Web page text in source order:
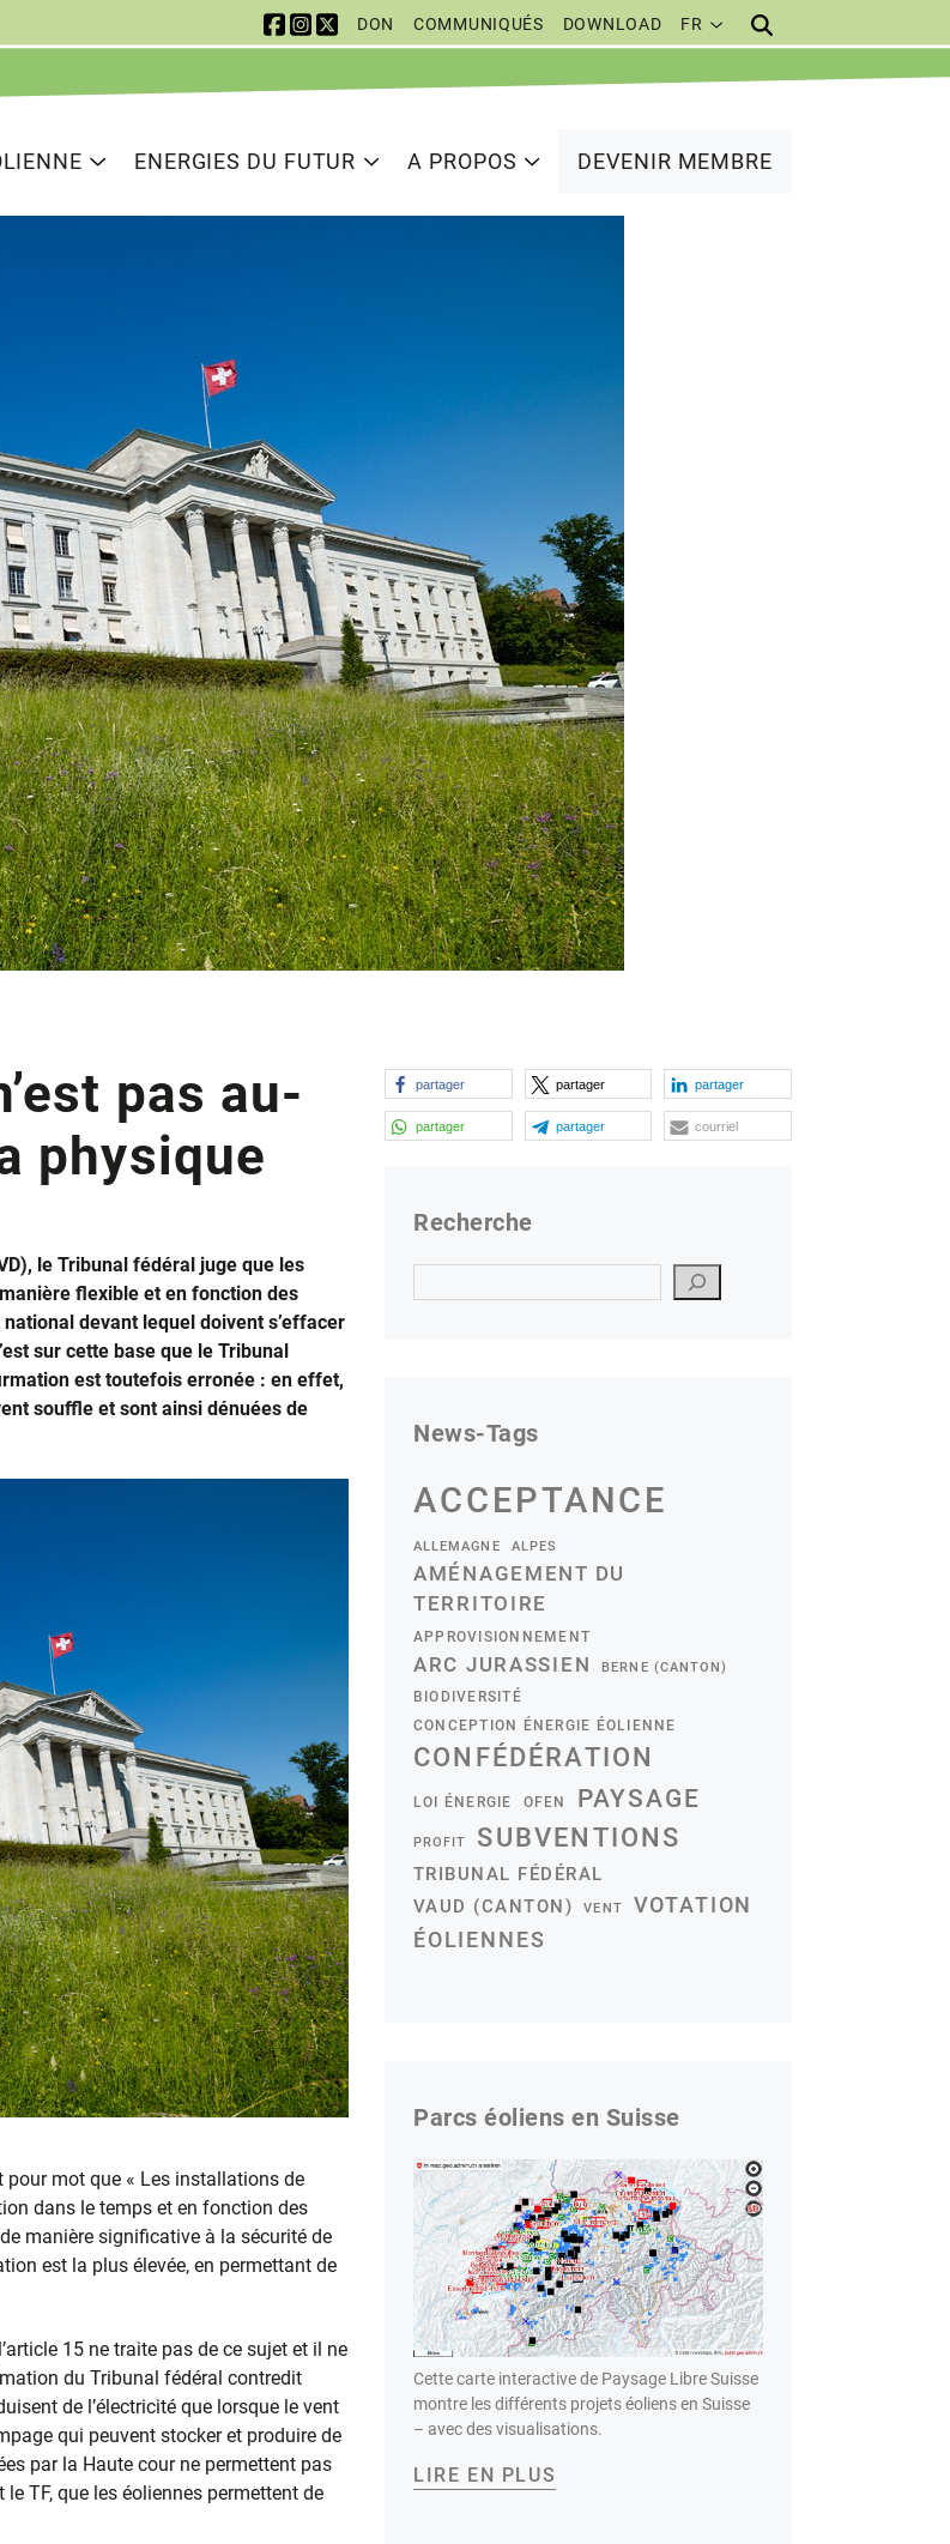
DON COMMUNIQUÉS DOWNLOAD FR
ENERGIES DU FUTUR A PROPOS DEVENIR MEMBRE
pas au-
physique
le Tribunal fédéral juge que les
flexible et en fonction des
devant lequel doivent s’effacer
sur cette base que le Tribunal
est toutefois erronée : en effet,
souffle et sont ainsi dénuées de
pour mot que « Les installations de
dans le temps et en fonction des
manière significative à la sécurité de
est la plus élevée, en permettant de
15 ne traite pas de ce sujet et il ne
du Tribunal fédéral contredit
de l’électricité que lorsque le vent
qui peuvent stocker et produire de
par la Haute cour ne permettent pas
TF, que les éoliennes permettent de
partager partager partager
partager partager courriel
Recherche
News-Tags
ACCEPTANCE
ALLEMAGNE ALPES
AMÉNAGEMENT DU
TERRITOIRE
APPROVISIONNEMENT
ARC JURASSIEN BERNE (CANTON)
BIODIVERSITÉ
CONCEPTION ÉNERGIE ÉOLIENNE
CONFÉDÉRATION
LOI ÉNERGIE OFEN PAYSAGE
PROFIT SUBVENTIONS
TRIBUNAL FÉDÉRAL
VAUD (CANTON)
VENT
VOTATION
ÉOLIENNES
Parcs éoliens en Suisse
Cette carte interactive de Paysage Libre Suisse
montre les différents projets éoliens en Suisse
– avec des visualisations.
LIRE EN PLUS